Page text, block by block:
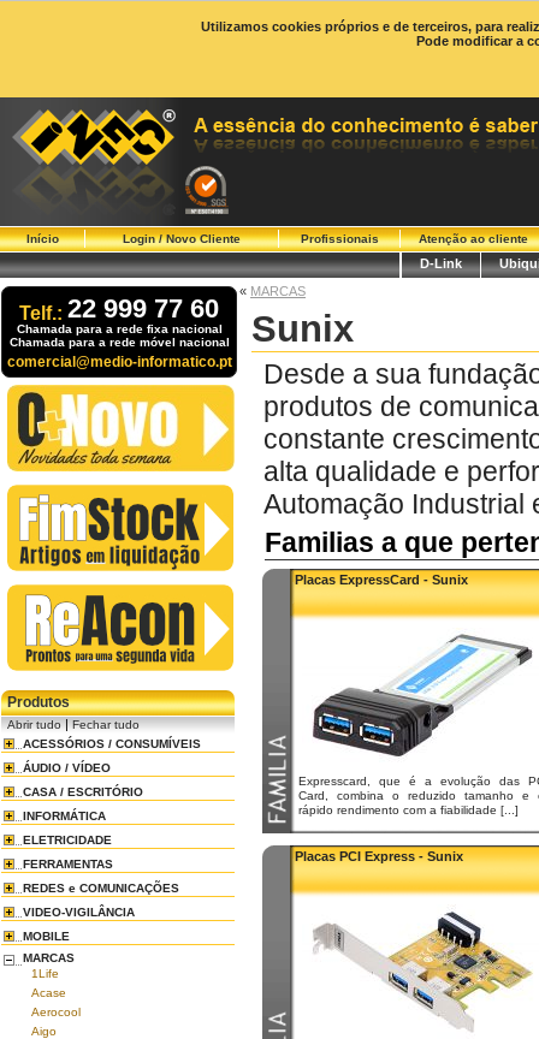
Utilizamos cookies próprios e de terceiros, para
Pode modificar a
Início Login / Novo Cliente Profissionais Atenção ao cliente
D-Link
Telf.: 22 999 77 60
Chamada para a rede fixa nacional
Chamada para a rede móvel nacional
comercial@medio-informatico.pt
Produtos
Abrir tudo|Fechar tudo
ACESSÓRIOS / CONSUMÍVEIS
ÁUDIO / VÍDEO
CASA / ESCRITÓRIO
INFORMÁTICA
ELETRICIDADE
FERRAMENTAS
REDES e COMUNICAÇÕES
VIDEO-VIGILÂNCIA
MOBILE
MARCAS
1Life
Acase
Aerocool
Aigo
« MARCAS
Sunix
Desde a sua
produtos de
constante
alta qualidade e
Automação Industrial
Familias a que
Placas ExpressCard - Sunix
Expresscard, que é a evolução das
Card, combina o reduzido tamanho e
rápido rendimento com a fiabilidade [...]
Placas PCI Express - Sunix